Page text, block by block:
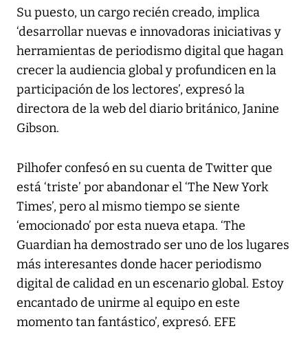
Su puesto, un cargo recién creado, implica
‘desarrollar nuevas e innovadoras iniciativas y
herramientas de periodismo digital que hagan
crecer la audiencia global y profundicen en la
participación de los lectores’, expresó la
directora de la web del diario británico, Janine
Gibson.
Pilhofer confesó en su cuenta de Twitter que
está ‘triste’ por abandonar el ‘The New York
Times’, pero al mismo tiempo se siente
‘emocionado’ por esta nueva etapa. ‘The
Guardian ha demostrado ser uno de los lugares
más interesantes donde hacer periodismo
digital de calidad en un escenario global. Estoy
encantado de unirme al equipo en este
momento tan fantástico’, expresó. EFE